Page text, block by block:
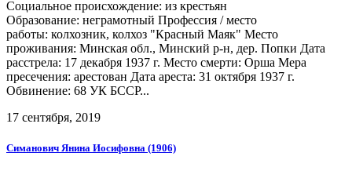
Социальное происхождение: из крестьян
Образование: неграмотный Профессия / место
работы: колхозник, колхоз "Красный Маяк" Место
проживания: Минская обл., Минский р-н, дер. Попки Дата
расстрела: 17 декабря 1937 г. Место смерти: Орша Мера
пресечения: арестован Дата ареста: 31 октября 1937 г.
Обвинение: 68 УК БССР...
17 сентября, 2019
Симанович Янина Иосифовна (1906)